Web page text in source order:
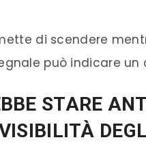
di scendere
può indicare
STARE